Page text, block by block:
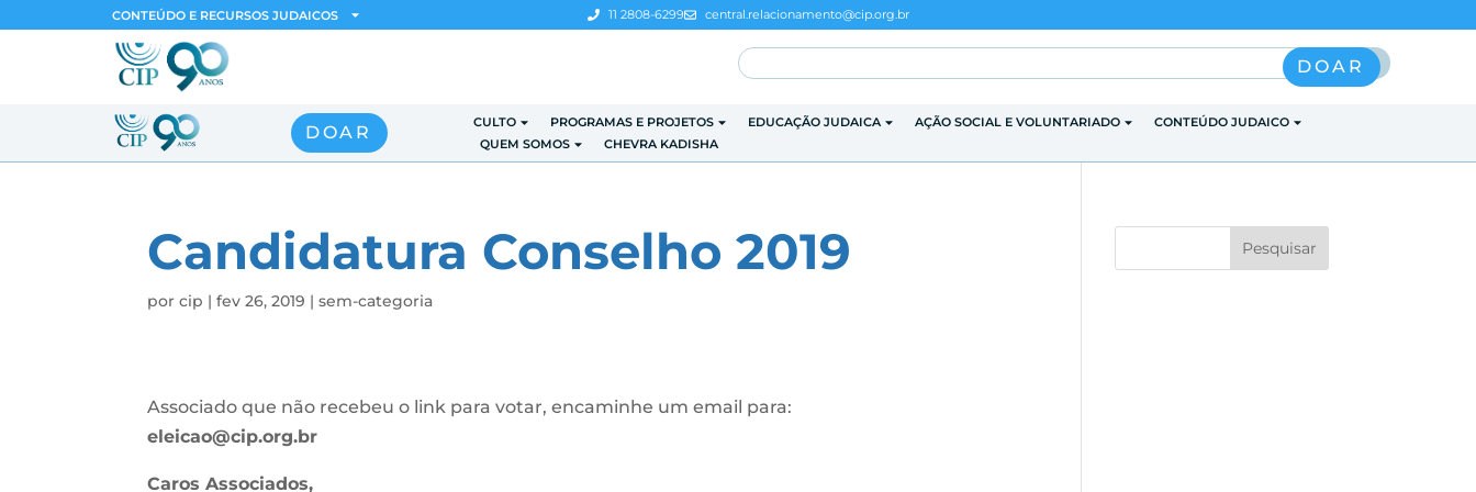
CONTEÚDO E RECURSOS JUDAICOS 11 2808-6299 central.relacionamento@cip.org.br
Pesquisar
DOAR
DOAR CULTO PROGRAMAS E PROJETOS EDUCAÇÃO JUDAICA AÇÃO SOCIAL E VOLUNTARIADO
CONTEÚDO JUDAICO
QUEM SOMOS
CHEVRA KADISHA
Candidatura Conselho 2019
porcip |fev 26, 2019 |sem-categoria
Associado que não recebeu o link para votar, encaminhe um email para:
eleicao@cip.org.br
Caros Associados,